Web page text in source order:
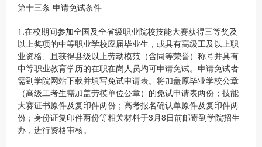
第十三条 申请免试条件
1.在校期间参加全国及全省级职业院校技能大赛获得三等奖及
以上奖项的中等职业学校应届毕业生，或具有高级工及以上职
业资格、且获得县级以上劳动模范（含同等荣誉）称号并具有
中等职业教育学历的在职在岗人员均可申请免试。申请免试者
需到学院网站下载并填写免试申请表。将加盖原毕业学校公章
（高级工考生需加盖劳模单位公章）的免试申请表两份；技能
大赛证书原件及复印件两份；高考报名确认单原件及复印件两
份；身份证复印件两份等相关材料于3月8日前邮寄到学院招生
办，进行资格审核。